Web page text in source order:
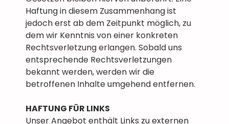
Haftung in diesem Zusammenhang ist
jedoch erst ab dem Zeitpunkt möglich, zu
dem wir Kenntnis von einer konkreten
Rechtsverletzung erlangen. Sobald uns
entsprechende Rechtsverletzungen
bekannt werden, werden wir die
betroffenen Inhalte umgehend entfernen.
HAFTUNG FÜR LINKS
Unser Angebot enthält Links zu externen